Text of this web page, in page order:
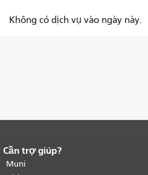
Không có dịch vụ vào ngày này.
Kết thúc nội dung trang.
của trang này được lặp lại trên mọi
Cần trợ giúp?
Muni